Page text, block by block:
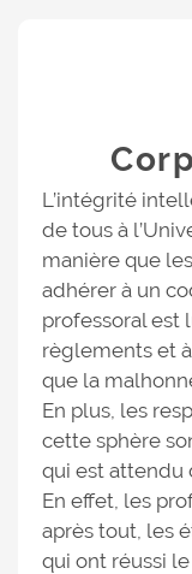
L’intégrité
de tous à
manière que
adhérer à un
professoral est
règlements et
que la
En plus, les
cette sphère
qui est attendu
En effet, les
après tout, les
qui ont réussi